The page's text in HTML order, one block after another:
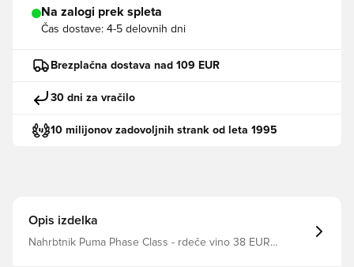
Na zalogi prek spleta
Čas dostave: 4-5 delovnih dni
Brezplačna dostava nad 109 EUR
30 dni za vračilo
10 milijonov zadovoljnih strank od leta 1995
Opis izdelka
Nahrbtnik Puma Phase Class - rdeče vino 38 EUR